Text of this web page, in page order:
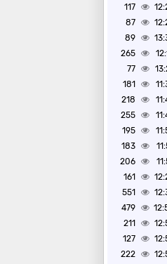
117
87
89
265
77
181
218
255
195
183
206
161
551
479
211
127
222